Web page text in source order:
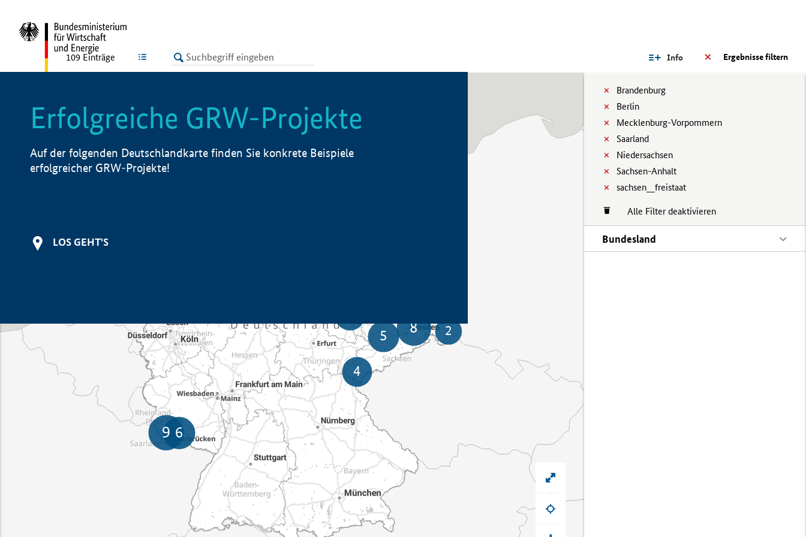
LISTE Ergebnisse filtern
Info
Brandenburg
Berlin
Mecklenburg-Vorpommern
Saarland
Niedersachsen
Sachsen-Anhalt
sachsen__freistaat
Alle Filter deaktivieren
Bundesland
109 Einträge
Erfolgreiche GRW-Projekte
Auf der folgenden Deutschlandkarte finden Sie konkrete Beispiele
erfolgreicher GRW-Projekte!
LOS GEHT'S